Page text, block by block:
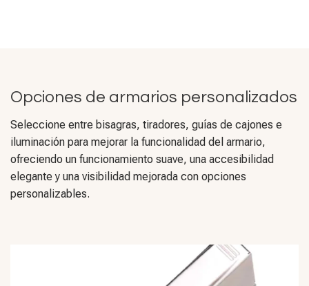
Opciones de armarios personalizados
Seleccione entre bisagras, tiradores, guías de cajones e
iluminación para mejorar la funcionalidad del armario,
ofreciendo un funcionamiento suave, una accesibilidad
elegante y una visibilidad mejorada con opciones
personalizables.